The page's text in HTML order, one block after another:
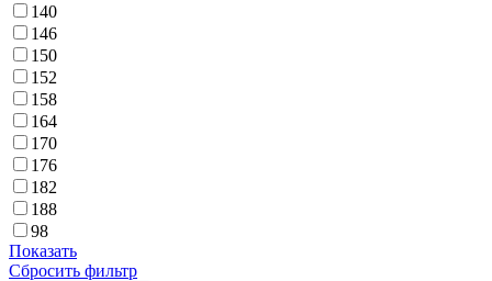
140
146
150
152
158
164
170
176
182
188
98
Показать
Сбросить фильтр